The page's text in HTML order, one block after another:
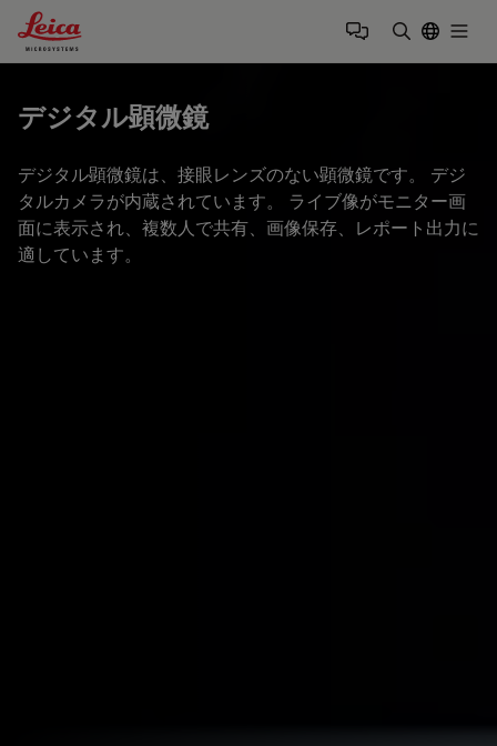
Leica Microsystems Logo
デジタル顕微鏡
デジタル顕微鏡は、接眼レンズのない顕微鏡です。 デジ
タルカメラが内蔵されています。 ライブ像がモニター画
面に表示され、複数人で共有、画像保存、レポート出力に
適しています。